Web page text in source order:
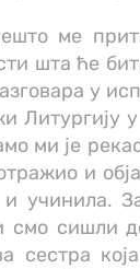
ме
шта ће
у
ми је
и
учинила.
смо сишли
сестра